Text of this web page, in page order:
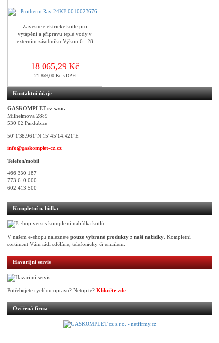
Závěsné elektrické kotle pro
vytápění a přípravu teplé vody v
externím zásobníku Výkon 6 - 28
18 065,29 Kč
21 859,00 Kč s DPH
Kontaktní údaje
GASKOMPLET cz s.r.o.
Milheimova 2889
530 02 Pardubice
50°1'38.961"N 15°45'14.421"E
info@gaskomplet-cz.cz
Telefon/mobil
466 330 187
773 610 000
602 413 500
Kompletní nabídka
V našem e-shopu naleznete pouze vybrané produkty z naší nabídky . Kompletní
sortiment Vám rádi sdělíme, telefonicky či emailem.
Havarijní servis
Potřebujete rychlou opravu? Netopíte? Klikněte zde
Ověřená firma